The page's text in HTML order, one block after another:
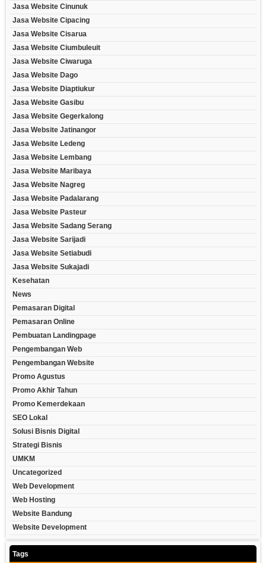
Jasa Website Cinunuk
Jasa Website Cipacing
Jasa Website Cisarua
Jasa Website Ciumbuleuit
Jasa Website Ciwaruga
Jasa Website Dago
Jasa Website Diaptiukur
Jasa Website Gasibu
Jasa Website Gegerkalong
Jasa Website Jatinangor
Jasa Website Ledeng
Jasa Website Lembang
Jasa Website Maribaya
Jasa Website Nagreg
Jasa Website Padalarang
Jasa Website Pasteur
Jasa Website Sadang Serang
Jasa Website Sarijadi
Jasa Website Setiabudi
Jasa Website Sukajadi
Kesehatan
News
Pemasaran Digital
Pemasaran Online
Pembuatan Landingpage
Pengembangan Web
Pengembangan Website
Promo Agustus
Promo Akhir Tahun
Promo Kemerdekaan
SEO Lokal
Solusi Bisnis Digital
Strategi Bisnis
UMKM
Uncategorized
Web Development
Web Hosting
Website Bandung
Website Development
Tags